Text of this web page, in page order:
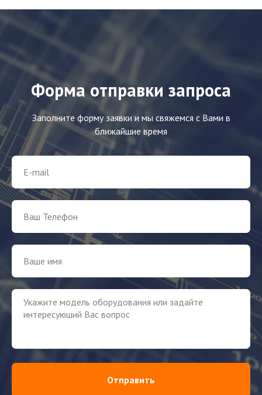
Форма отправки запроса
Заполните форму заявки и мы свяжемся с Вами в
ближайшие время
Отправить